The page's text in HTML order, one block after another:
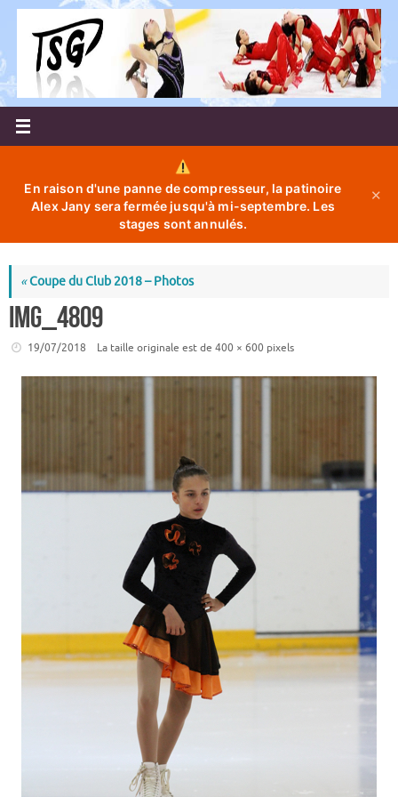
Passer
contenu
En raison d'une panne de compresseur, la patinoire
Alex Jany sera fermée jusqu'à mi-septembre. Les
stages sont annulés.
✕
«Coupe du Club 2018 – Photos
IMG_4809
19/07/2018 La taille originale est de 400 × 600 pixels